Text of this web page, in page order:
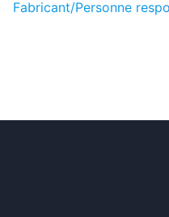
Fabricant/Personne